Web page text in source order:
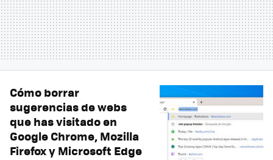
Cómo borrar
sugerencias de webs
que has visitado en
Google Chrome, Mozilla
Firefox y Microsoft Edge